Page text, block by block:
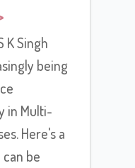
K Singh
being
in Multi-
Here's a
be